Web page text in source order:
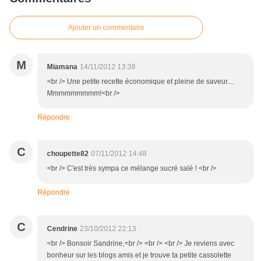
Ajouter un commentaire
M Miamana 14/11/2012 13:38
<br /> Une petite recette économique et pleine de saveur....
Mmmmmmmmm!<br />
Répondre
C choupette82 07/11/2012 14:48
<br /> C'est très sympa ce mélange sucré salé ! <br />
Répondre
C Cendrine 23/10/2012 22:13
<br /> Bonsoir Sandrine,<br /> <br /> <br /> Je reviens avec
bonheur sur les blogs amis et je trouve ta petite cassolette